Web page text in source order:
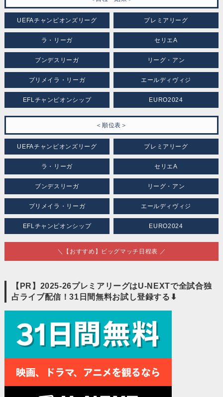
UEFAチャンピオンズリーグ プレミアリーグ
ラ・リーガ セリエA
ブンデスリーガ リーグ・アン
プリメイラ・リーガ エールディヴィジ
EFLチャンピオンシップ EURO2024
＜順位表＞
UEFAチャンピオンズリーグ プレミアリーグ
ラ・リーガ セリエA
ブンデスリーガ リーグ・アン
プリメイラ・リーガ エールディヴィジ
EFLチャンピオンシップ EURO2024
＼【おすすめ】ビッグマッチ日程表 ／
【PR】2025-26プレミアリーグはU-NEXTで全試合独
占ライブ配信！31日間無料お試し登録する⬇︎